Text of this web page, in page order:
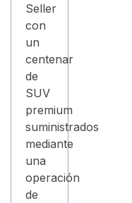
Seller
con
un
centenar
de
SUV
premium
suministrados
mediante
una
operación
de